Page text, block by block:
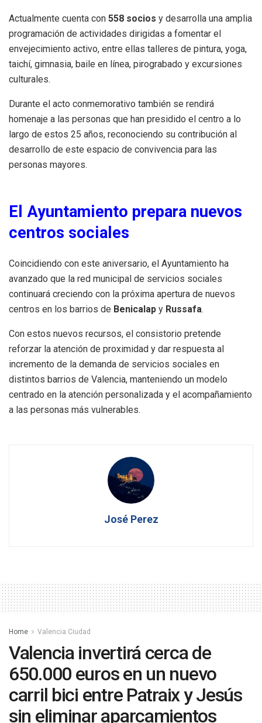
Actualmente cuenta con 558 socios y desarrolla una amplia
programación de actividades dirigidas a fomentar el
envejecimiento activo, entre ellas talleres de pintura, yoga,
taichí, gimnasia, baile en línea, pirograbado y excursiones
culturales.
Durante el acto conmemorativo también se rendirá
homenaje a las personas que han presidido el centro a lo
largo de estos 25 años, reconociendo su contribución al
desarrollo de este espacio de convivencia para las
personas mayores.
El Ayuntamiento prepara nuevos
centros sociales
Coincidiendo con este aniversario, el Ayuntamiento ha
avanzado que la red municipal de servicios sociales
continuará creciendo con la próxima apertura de nuevos
centros en los barrios de Benicalap y Russafa.
Con estos nuevos recursos, el consistorio pretende
reforzar la atención de proximidad y dar respuesta al
incremento de la demanda de servicios sociales en
distintos barrios de Valencia, manteniendo un modelo
centrado en la atención personalizada y el acompañamiento
a las personas más vulnerables.
José Perez
Home Valencia Ciudad
Valencia invertirá cerca de
650.000 euros en un nuevo
carril bici entre Patraix y Jesús
sin eliminar aparcamientos